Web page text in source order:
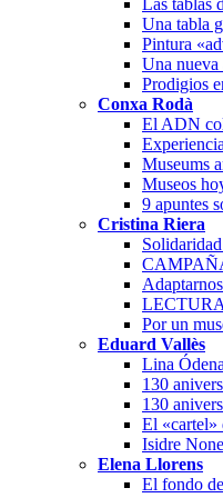
Las tablas
Una tabla
Pintura
Una nueva
Prodigios
Conxa Rodà
El ADN
Museums
Museos
9 apuntes
Cristina Riera
Por un
Eduard Vallès
Lina
130
130
El «cartel»
Isidre
Elena Llorens
El fondo